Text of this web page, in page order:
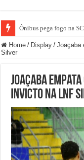
Ônibus pega fogo na
Home / Display / Joaçaba
Silver
Joaçaba
invicto na LNF